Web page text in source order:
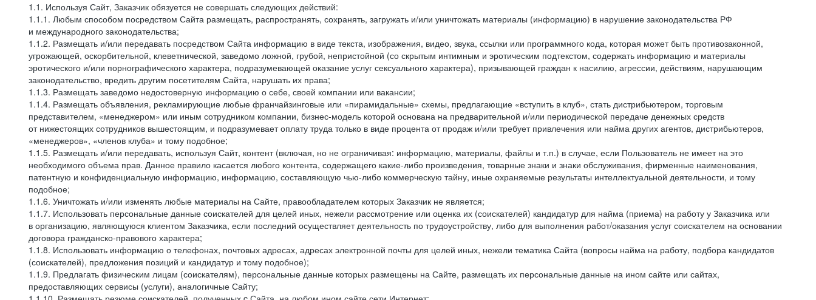
1.1. Используя Сайт, Заказчик обязуется не совершать следующих действий:
1.1.1. Любым способом посредством Сайта размещать, распространять, сохранять, загружать и/или уничтожать материалы (информацию) в нарушение законодательства РФ
и международного законодательства;
1.1.2. Размещать и/или передавать посредством Сайта информацию в виде текста, изображения, видео, звука, ссылки или программного кода, которая может быть противозаконной,
угрожающей, оскорбительной, клеветнической, заведомо ложной, грубой, непристойной (со скрытым интимным и эротическим подтекстом, содержать информацию и материалы
эротического и/или порнографического характера, подразумевающей оказание услуг сексуального характера), призывающей граждан к насилию, агрессии, действиям, нарушающим
законодательство, вредить другим посетителям Сайта, нарушать их права;
1.1.3. Размещать заведомо недостоверную информацию о себе, своей компании или вакансии;
1.1.4. Размещать объявления, рекламирующие любые франчайзинговые или «пирамидальные» схемы, предлагающие «вступить в клуб», стать дистрибьютером, торговым
представителем, «менеджером» или иным сотрудником компании, бизнес-модель которой основана на предварительной и/или периодической передаче денежных средств
от нижестоящих сотрудников вышестоящим, и подразумевает оплату труда только в виде процента от продаж и/или требует привлечения или найма других агентов, дистрибьютеров,
«менеджеров», «членов клуба» и тому подобное;
1.1.5. Размещать и/или передавать, используя Сайт, контент (включая, но не ограничивая: информацию, материалы, файлы и т.п.) в случае, если Пользователь не имеет на это
необходимого объема прав. Данное правило касается любого контента, содержащего какие-либо произведения, товарные знаки и знаки обслуживания, фирменные наименования,
патентную и конфиденциальную информацию, информацию, составляющую чью-либо коммерческую тайну, иные охраняемые результаты интеллектуальной деятельности, и тому
подобное;
1.1.6. Уничтожать и/или изменять любые материалы на Сайте, правообладателем которых Заказчик не является;
1.1.7. Использовать персональные данные соискателей для целей иных, нежели рассмотрение или оценка их (соискателей) кандидатур для найма (приема) на работу у Заказчика или
в организацию, являющуюся клиентом Заказчика, если последний осуществляет деятельность по трудоустройству, либо для выполнения работ/оказания услуг соискателем на основании
договора гражданско-правового характера;
1.1.8. Использовать информацию о телефонах, почтовых адресах, адресах электронной почты для целей иных, нежели тематика Сайта (вопросы найма на работу, подбора кандидатов
(соискателей), предложения позиций и кандидатур и тому подобное);
1.1.9. Предлагать физическим лицам (соискателям), персональные данные которых размещены на Сайте, размещать их персональные данные на ином сайте или сайтах,
предоставляющих сервисы (услуги), аналогичные Сайту;